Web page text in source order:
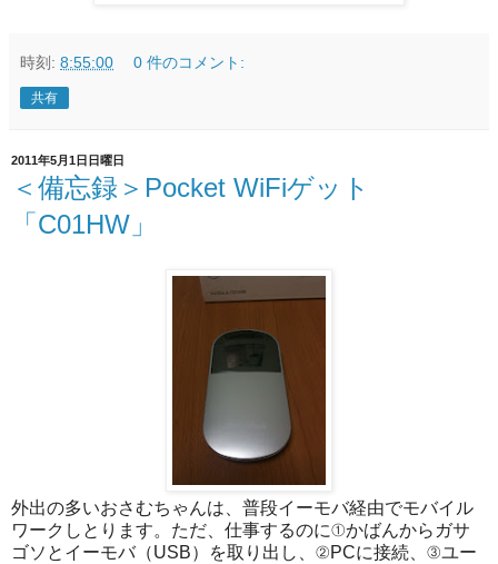
時刻: 8:55:00 0 件のコメント:
共有
2011年5月1日日曜日
＜備忘録＞Pocket WiFiゲット
「C01HW」
外出の多いおさむちゃんは、普段イーモバ経由でモバイル
ワークしとります。ただ、仕事するのに①かばんからガサ
ゴソとイーモバ（USB）を取り出し、②PCに接続、③ユー